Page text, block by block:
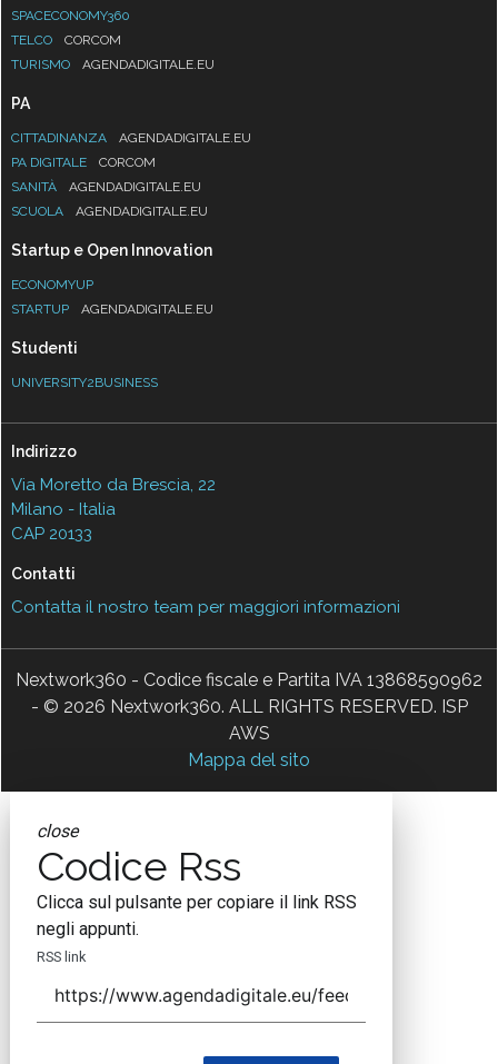
SPACECONOMY360
TELCO
CORCOM
TURISMO
AGENDADIGITALE.EU
PA
CITTADINANZA
AGENDADIGITALE.EU
PA DIGITALE
CORCOM
SANITÀ
AGENDADIGITALE.EU
SCUOLA
AGENDADIGITALE.EU
Startup e Open Innovation
ECONOMYUP
STARTUP
AGENDADIGITALE.EU
Studenti
UNIVERSITY2BUSINESS
Indirizzo
Via Moretto da Brescia, 22
Milano - Italia
CAP 20133
Contatti
Contatta il nostro team per maggiori informazioni
Nextwork360 - Codice fiscale e Partita IVA 13868590962
- © 2026 Nextwork360. ALL RIGHTS RESERVED. ISP
AWS
Mappa del sito
close
Codice Rss
Clicca sul pulsante per copiare il link RSS
negli appunti.
RSS link